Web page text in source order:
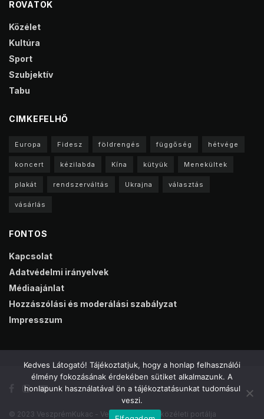
ROVATOK
Közélet
Kultúra
Sport
Szubjektív
Tabu
CIMKEFELHŐ
Europa Fidesz földrengés függőség hétvége
koncert kézilabda Kína kütyük Menekültek
plakát rendszerváltás Ukrajna választás
vásárlás
FONTOS
Kapcsolat
Adatvédelmi irányelvek
Médiaajánlat
Hozzászólási és moderálási szabályzat
Impresszum
© 2023 VeszprémKukac - Veszprém online közéleti portálja
Kedves Látogató! Tájékoztatjuk, hogy a honlap felhasználói
élmény fokozásának érdekében sütiket alkalmazunk. A
honlapunk használatával ön a tájékoztatásunkat tudomásul
veszi.